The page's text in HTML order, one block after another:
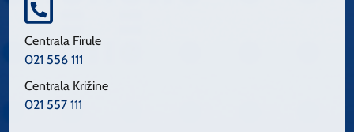
Centrala Firule
021 556 111
Centrala Križine
021 557 111